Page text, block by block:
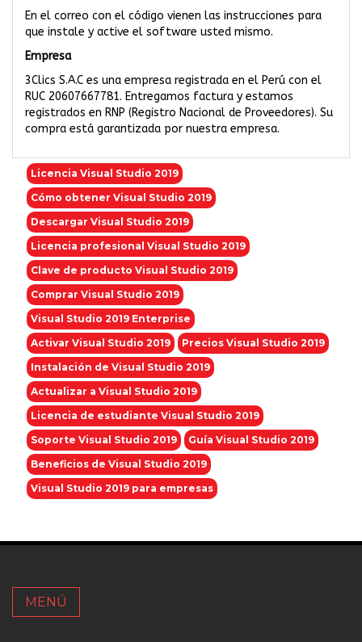
En el correo con el código vienen las instrucciones para
que instale y active el software usted mismo.
Empresa
3Clics S.A.C es una empresa registrada en el Perú con el
RUC 20607667781. Entregamos factura y estamos
registrados en RNP (Registro Nacional de Proveedores). Su
compra está garantizada por nuestra empresa.
Licencia Visual Studio 2019
Cómo obtener Visual Studio 2019
Descargar Visual Studio 2019
Licencia profesional Visual Studio 2019
Clave de producto Visual Studio 2019
Comprar Visual Studio 2019
Visual Studio 2019 Enterprise
Activar Visual Studio 2019
Precios Visual Studio 2019
Instalación de Visual Studio 2019
Actualizar a Visual Studio 2019
Licencia de estudiante Visual Studio 2019
Soporte Visual Studio 2019
Guía Visual Studio 2019
Beneficios de Visual Studio 2019
Visual Studio 2019 para empresas
MENÚ